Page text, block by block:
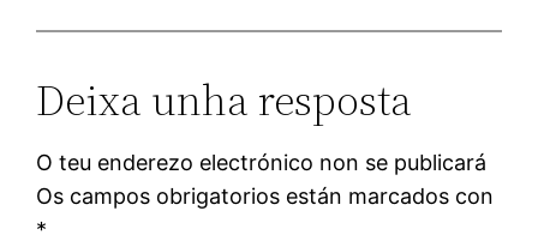
Deixa unha resposta
O teu enderezo electrónico non se publicará
Os campos obrigatorios están marcados con
*